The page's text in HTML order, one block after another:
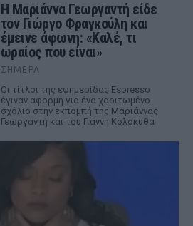
Η Μαριάννα Γεωργαντή είδε
τον Γιώργο Φραγκούλη και
έμεινε άφωνη: «Καλέ, τι
ωραίος που είναι»
ΣΉΜΕΡΑ
Οι τίτλοι της εφημερίδας Espresso
έγιναν αφορμή για ένα χαριτωμένο
σχόλιο στην εκπομπή της Μαριάννας
Γεωργαντή και του Γιάννη Κολοκυθά